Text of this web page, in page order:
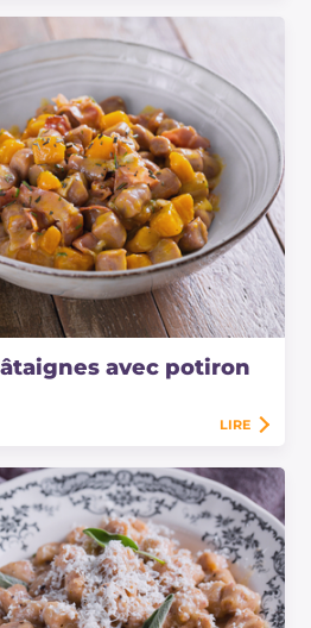
avec potiron
LIRE